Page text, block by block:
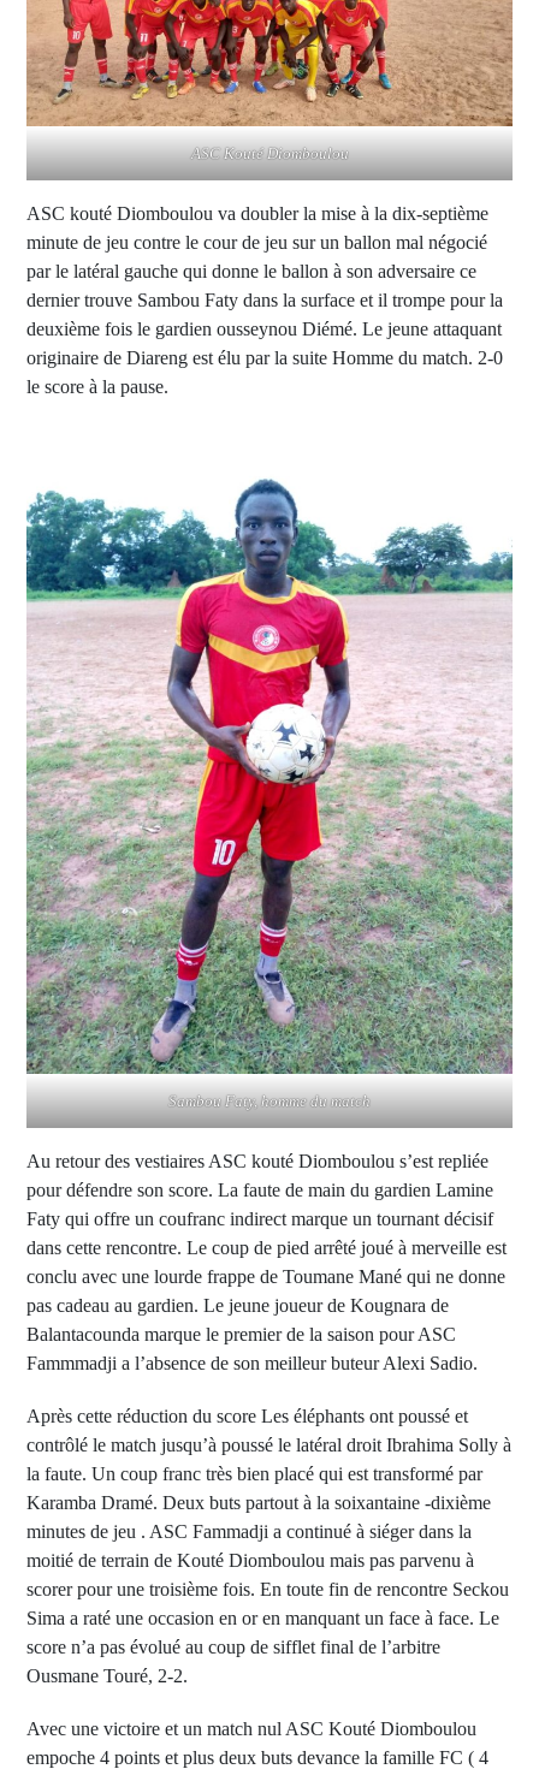
ASC Kouté Diomboulou
ASC kouté Diomboulou va doubler la mise à la dix-septième
minute de jeu contre le cour de jeu sur un ballon mal négocié
par le latéral gauche qui donne le ballon à son adversaire ce
dernier trouve Sambou Faty dans la surface et il trompe pour la
deuxième fois le gardien ousseynou Diémé. Le jeune attaquant
originaire de Diareng est élu par la suite Homme du match. 2-0
le score à la pause.
Sambou Faty, homme du match
Au retour des vestiaires ASC kouté Diomboulou s’est repliée
pour défendre son score. La faute de main du gardien Lamine
Faty qui offre un coufranc indirect marque un tournant décisif
dans cette rencontre. Le coup de pied arrêté joué à merveille est
conclu avec une lourde frappe de Toumane Mané qui ne donne
pas cadeau au gardien. Le jeune joueur de Kougnara de
Balantacounda marque le premier de la saison pour ASC
Fammmadji a l’absence de son meilleur buteur Alexi Sadio.
Après cette réduction du score Les éléphants ont poussé et
contrôlé le match jusqu’à poussé le latéral droit Ibrahima Solly à
la faute. Un coup franc très bien placé qui est transformé par
Karamba Dramé. Deux buts partout à la soixantaine -dixième
minutes de jeu . ASC Fammadji a continué à siéger dans la
moitié de terrain de Kouté Diomboulou mais pas parvenu à
scorer pour une troisième fois. En toute fin de rencontre Seckou
Sima a raté une occasion en or en manquant un face à face. Le
score n’a pas évolué au coup de sifflet final de l’arbitre
Ousmane Touré, 2-2.
Avec une victoire et un match nul ASC Kouté Diomboulou
empoche 4 points et plus deux buts devance la famille FC ( 4